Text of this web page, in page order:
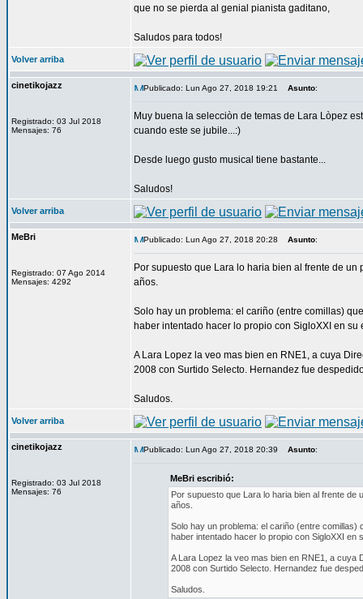
que no se pierda al genial pianista gaditano,
Saludos para todos!
Volver arriba
cinetikojazz
Registrado: 03 Jul 2018
Mensajes: 76
Publicado: Lun Ago 27, 2018 19:21 Asunto:
Muy buena la selecciòn de temas de Lara Lòpez
cuando este se jubile...:)
Desde luego gusto musical tiene bastante...
Saludos!
Volver arriba
MeBri
Registrado: 07 Ago 2014
Mensajes: 4292
Publicado: Lun Ago 27, 2018 20:28 Asunto:
Por supuesto que Lara lo haria bien al frente de
años.
Solo hay un problema: el cariño (entre comillas)
haber intentado hacer lo propio con SigloXXI en su
A Lara Lopez la veo mas bien en RNE1, a cuya
2008 con Surtido Selecto. Hernandez fue
Saludos.
Volver arriba
cinetikojazz
Registrado: 03 Jul 2018
Mensajes: 76
Publicado: Lun Ago 27, 2018 20:39 Asunto:
MeBri escribió:
Por supuesto que Lara lo haria bien al frente
años.
Solo hay un problema: el cariño (entre
haber intentado hacer lo propio con SigloXXI en
A Lara Lopez la veo mas bien en RNE1, a cuya
2008 con Surtido Selecto. Hernandez fue
Saludos.